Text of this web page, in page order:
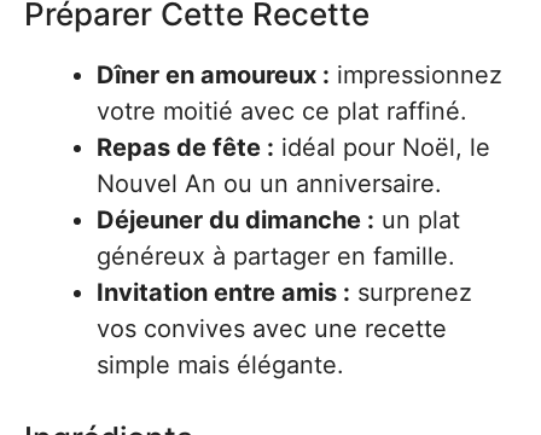
Préparer Cette Recette
Dîner en amoureux : impressionnez
votre moitié avec ce plat raffiné.
Repas de fête : idéal pour Noël, le
Nouvel An ou un anniversaire.
Déjeuner du dimanche : un plat
généreux à partager en famille.
Invitation entre amis : surprenez
vos convives avec une recette
simple mais élégante.